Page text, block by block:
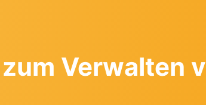
Verwalten